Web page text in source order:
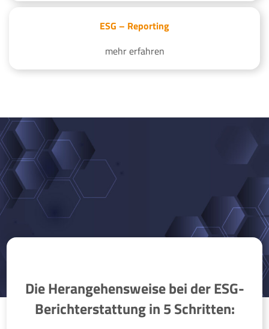
ESG – Reporting
mehr erfahren
Die Herangehensweise bei der ESG-
Berichterstattung in 5 Schritten: